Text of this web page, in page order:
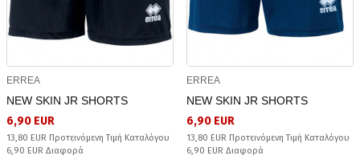
ERREA
NEW SKIN JR SHORTS
6,90 EUR
13,80 EUR Προτεινόμενη Τιμή Καταλόγου
6,90 EUR Διαφορά
ERREA
NEW SKIN JR SHORTS
6,90 EUR
13,80 EUR Προτεινόμενη Τιμή Καταλόγου
6,90 EUR Διαφορά